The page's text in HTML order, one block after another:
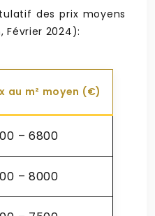
des prix moyens
2024):
au m² moyen (€)
– 6800
– 8000